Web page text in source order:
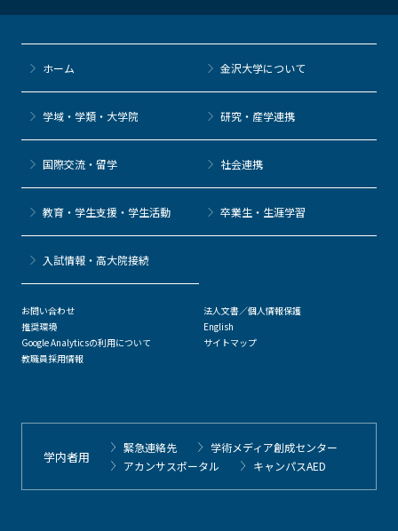
ホーム 金沢大学について
学域・学類・大学院 研究・産学連携
国際交流・留学 社会連携
教育・学生支援・学生活動 卒業生・生涯学習
⼊試情報・高大院接続
お問い合わせ
推奨環境
Google Analyticsの利用について
教職員採用情報
法人文書／個人情報保護
English
サイトマップ
学内者用
緊急連絡先
学術メディア創成センター
アカンサスポータル
キャンパスAED